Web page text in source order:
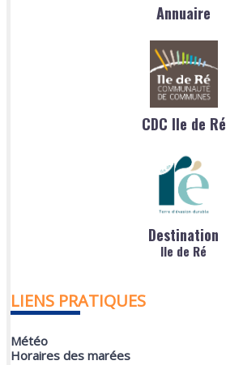
Annuaire
CDC Ile de Ré
Destination
Ile de Ré
LIENS PRATIQUES
Météo
Horaires des marées